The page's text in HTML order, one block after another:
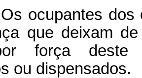
ocupantes dos
que deixam
força deste
ou dispensados.